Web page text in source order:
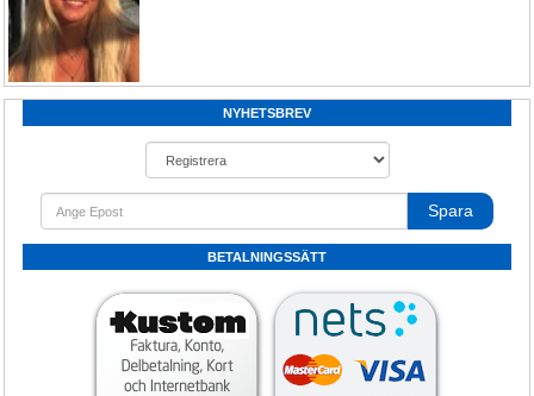
NYHETSBREV
Spara
BETALNINGSSÄTT